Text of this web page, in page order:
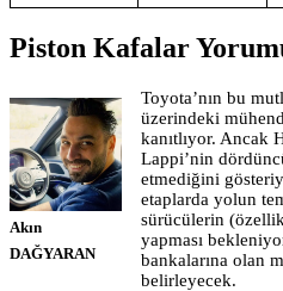
Piston Kafalar
Akın
DAĞYARAN
Toyota’nın bu
üzerindeki
kanıtlıyor. Ancak
Lappi’nin
etmediğini
etaplarda yolun
sürücülerin
yapması
bankalarına olan
belirleyecek.